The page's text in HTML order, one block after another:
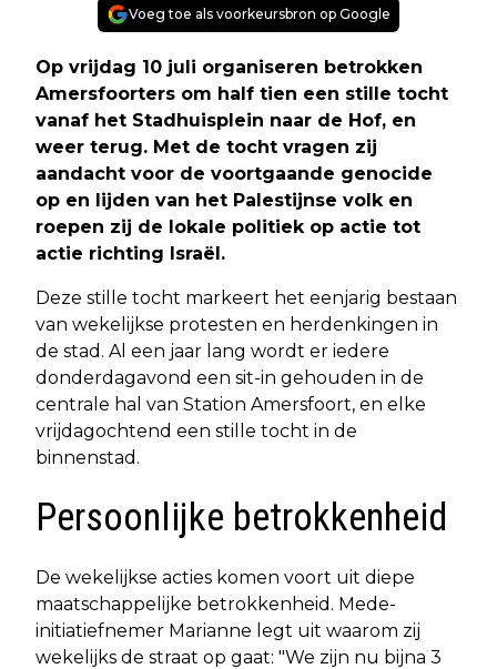
Voeg toe als voorkeursbron op Google
Op vrijdag 10 juli organiseren betrokken
Amersfoorters om half tien een stille tocht
vanaf het Stadhuisplein naar de Hof, en
weer terug. Met de tocht vragen zij
aandacht voor de voortgaande genocide
op en lijden van het Palestijnse volk en
roepen zij de lokale politiek op actie tot
actie richting Israël.
Deze stille tocht markeert het eenjarig bestaan
van wekelijkse protesten en herdenkingen in
de stad. Al een jaar lang wordt er iedere
donderdagavond een sit-in gehouden in de
centrale hal van Station Amersfoort, en elke
vrijdagochtend een stille tocht in de
binnenstad.
Persoonlijke betrokkenheid
De wekelijkse acties komen voort uit diepe
maatschappelijke betrokkenheid. Mede-
initiatiefnemer Marianne legt uit waarom zij
wekelijks de straat op gaat: "We zijn nu bijna 3